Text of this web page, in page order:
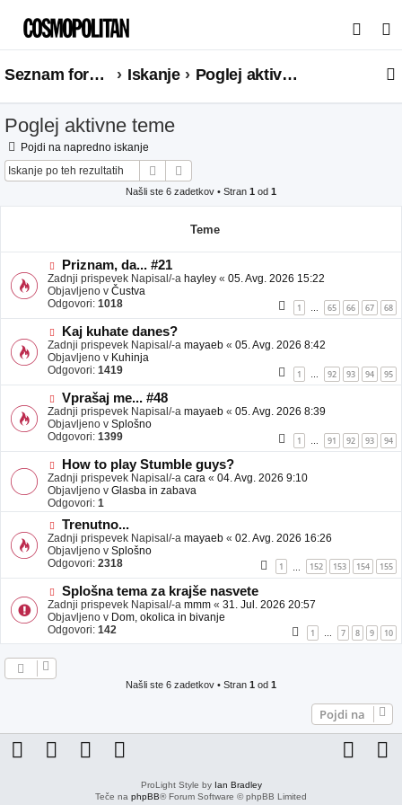
s
a
Seznam forumov Iskanje Poglej aktivne teme
Poglej aktivne teme
Pojdi na napredno iskanje
Iskanje
Našli ste 6 zadetkov • Stran 1 od 1
Teme
N
o
v
e
b
a
v
e
Priznam, da... #21
Zadnji prispevek Napisal/-a hayley « 05. Avg. 2026 15:22
Objavljeno v Čustva
Odgovori: 1018 1 … 65 66 67 68
N
o
v
e
b
a
v
e
Kaj kuhate danes?
Zadnji prispevek Napisal/-a mayaeb « 05. Avg. 2026 8:42
Objavljeno v Kuhinja
Odgovori: 1419 1 … 92 93 94 95
N
o
v
e
b
a
v
e
Vprašaj me... #48
Zadnji prispevek Napisal/-a mayaeb « 05. Avg. 2026 8:39
Objavljeno v Splošno
Odgovori: 1399 1 91 92 93 94
N
o
v
e
o
b
j
a
v
e
How to play Stumble guys?
Zadnji prispevek Napisal/-a cara « 04. Avg. 2026 9:10
Objavljeno v Glasba in zabava
Odgovori: 1
N
o
v
e
o
b
a
v
e
Trenutno...
Zadnji prispevek Napisal/-a mayaeb « 02. Avg. 2026 16:26
Objavljeno v Splošno
Odgovori: 2318 1 152 153 154 155
N
o
v
e
o
Splošna tema za krajše nasvete
Zadnji prispevek Napisal/-a mmm « 31. Jul. 2026 20:57
Objavljeno v Dom, okolica in bivanje
Odgovori: 142 1 … 7 8 9 10
Našli ste 6 zadetkov • Stran 1 od 1
Pojdi na
ProLight Style by Ian Bradley
Teče na phpBB® Forum Software © phpBB Limited